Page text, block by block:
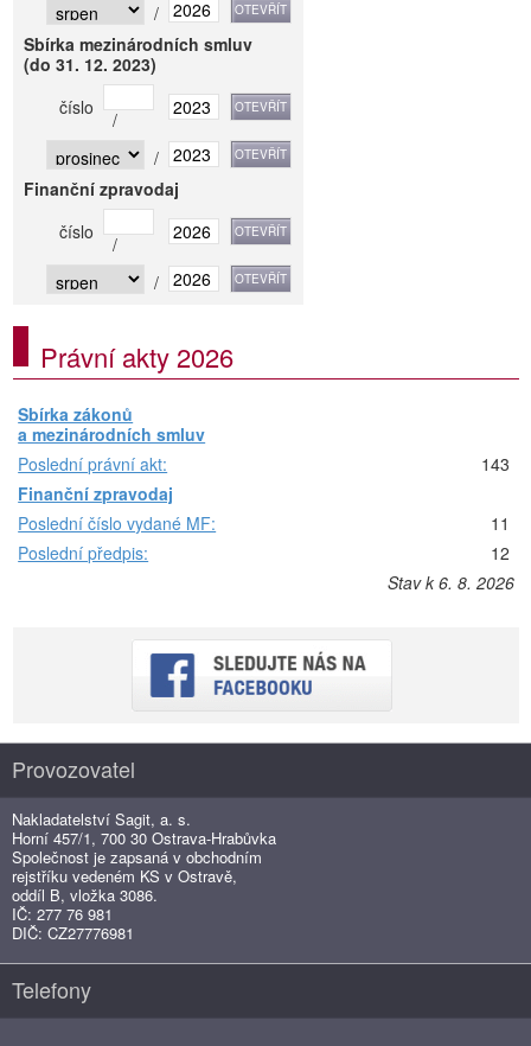
/
Sbírka mezinárodních smluv
(do 31. 12. 2023)
číslo
/
/
Finanční zpravodaj
číslo
/
/
Právní akty 2026
Sbírka zákonů
a mezinárodních smluv
Poslední právní akt:
143
Finanční zpravodaj
Poslední číslo vydané MF:
11
Poslední předpis:
12
Stav k 6. 8. 2026
Provozovatel
Nakladatelství Sagit, a. s.
Horní 457/1, 700 30 Ostrava-Hrabůvka
Společnost je zapsaná v obchodním
rejstříku vedeném KS v Ostravě,
oddíl B, vložka 3086.
IČ: 277 76 981
DIČ: CZ27776981
Telefony